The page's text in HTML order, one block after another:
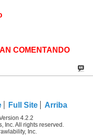
COMENTANDO
Full Site Arriba
4.2.2
Inc. All rights reserved.
Inc.